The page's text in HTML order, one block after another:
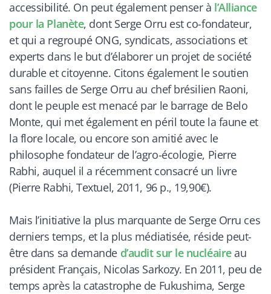
accessibilité. On peut également penser à l’Alliance
pour la Planète, dont Serge Orru est co-fondateur,
et qui a regroupé ONG, syndicats, associations et
experts dans le but d’élaborer un projet de société
durable et citoyenne. Citons également le soutien
sans failles de Serge Orru au chef brésilien Raoni,
dont le peuple est menacé par le barrage de Belo
Monte, qui met également en péril toute la faune et
la flore locale, ou encore son amitié avec le
philosophe fondateur de l’agro-écologie, Pierre
Rabhi, auquel il a récemment consacré un livre
(Pierre Rabhi, Textuel, 2011, 96 p., 19,90€).
Mais l’initiative la plus marquante de Serge Orru ces
derniers temps, et la plus médiatisée, réside peut-
être dans sa demande d’audit sur le nucléaireau
président Français, Nicolas Sarkozy. En 2011, peu de
temps après la catastrophe de Fukushima, Serge